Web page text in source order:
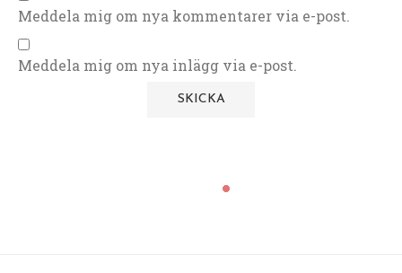
Meddela mig om nya kommentarer via e-post.
Meddela mig om nya inlägg via e-post.